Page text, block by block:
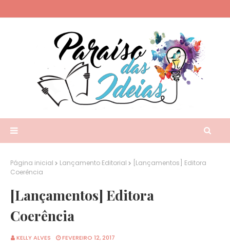
Página inicial Lançamento Editorial
[Lançamentos] Editora
Coerência
[Lançamentos] Editora
Coerência
KELLY ALVES FEVEREIRO 12, 2017